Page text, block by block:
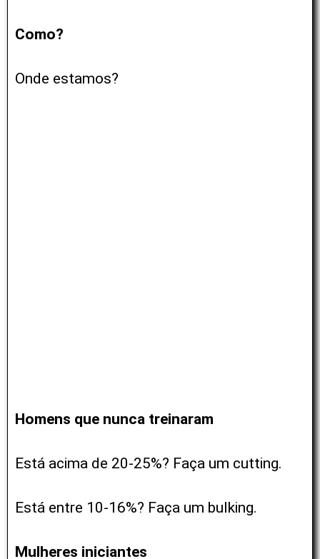
Como?
Onde estamos?
Homens que nunca treinaram
Está acima de 20-25%? Faça um cutting.
Está entre 10-16%? Faça um bulking.
Mulheres iniciantes